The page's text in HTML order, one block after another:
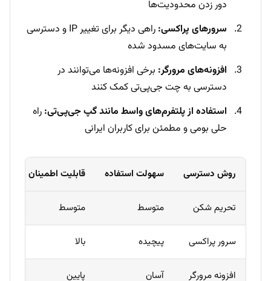
دور زدن محدودیت‌ها
سرورهای پراکسی:
راهی دیگر برای تغییر IP و دسترسی
به سایت‌های مسدود شده
افزونه‌های مرورگر: برخی افزونه‌ها می‌توانند در
دسترسی به چت جی‌پی‌تی کمک کنند
استفاده از پلتفرم‌های واسط مانند گپ جی‌پی‌تی: راه
حلی بومی و مطمئن برای کاربران ایرانی
روش دسترسی سهولت استفاده قابلیت اطمینان
تحریم شکن متوسط متوسط
سرور پراکسی پیچیده بالا
افزونه مرورگر آسان پایین